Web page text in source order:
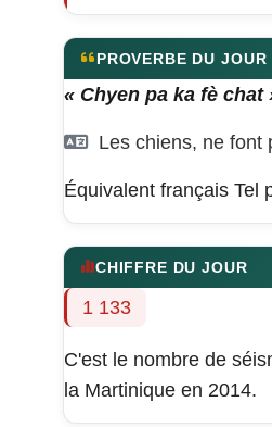
PROVERBE DU JOUR
« Chyen pa ka fè chat
Les chiens, ne font
Équivalent français Tel
CHIFFRE DU JOUR
1 133
C'est le nombre de
la Martinique en 2014.